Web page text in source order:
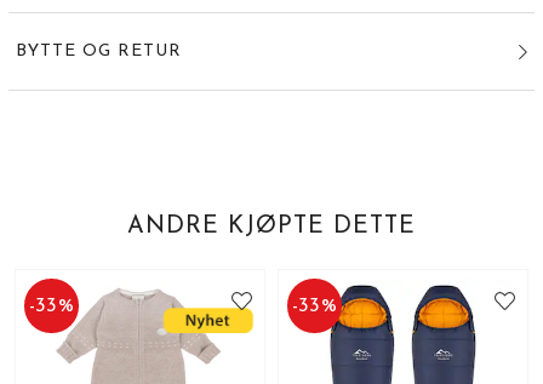
BYTTE OG RETUR
ANDRE KJØPTE DETTE
-33% -33%